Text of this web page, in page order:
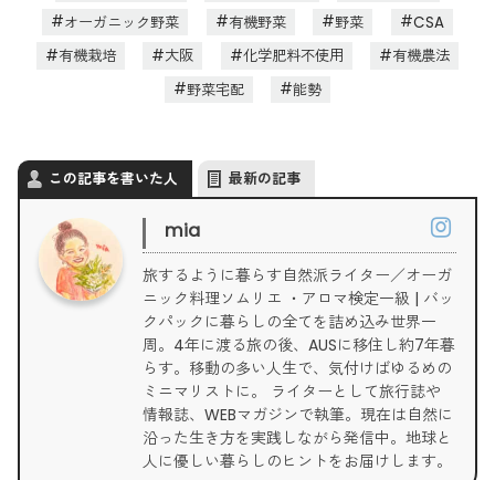
オーガニック野菜
有機野菜 野菜
CSA
有機栽培
大阪 化学肥料不使用
有機農法
野菜宅配
能勢
この記事を書いた人 最新の記事
mia
旅するように暮らす自然派ライター／オーガ
ニック料理ソムリエ ・アロマ検定一級 | バッ
クパックに暮らしの全てを詰め込み世界一
周。4年に渡る旅の後、AUSに移住し約7年暮
らす。移動の多い人生で、気付けばゆるめの
ミニマリストに。 ライターとして旅行誌や
情報誌、WEBマガジンで執筆。現在は自然に
沿った生き方を実践しながら発信中。地球と
人に優しい暮らしのヒントをお届けします。